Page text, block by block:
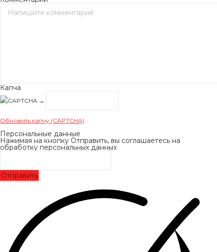
Капча
→
Обновить капчу (CAPTCHA)
Персональные данные
Нажимая на кнопку Отправить, вы соглашаетесь на
обработку персональных данных
Отправить